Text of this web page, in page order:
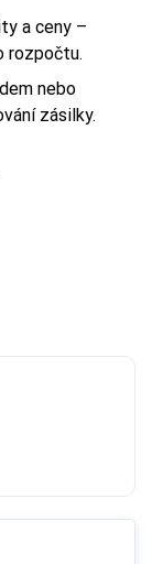
a ceny –
rozpočtu.
nebo
zásilky.